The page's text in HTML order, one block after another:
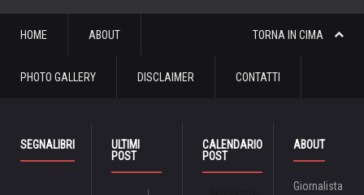
TORNA IN CIMA
HOME ABOUT
PHOTO GALLERY DISCLAIMER CONTATTI
SEGNALIBRI
ULTIMI
POST
CALENDARIO
POST
ABOUT
Giornalista